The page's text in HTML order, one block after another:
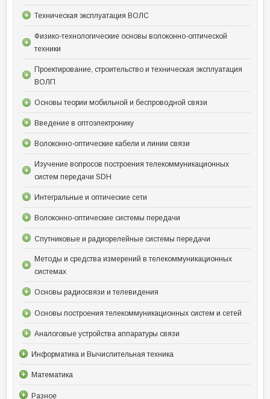
Техническая эксплуатация ВОЛС
Физико-технологические основы волоконно-оптической
техники
Проектирование, строительство и техническая эксплуатация
ВОЛП
Основы теории мобильной и беспроводной связи
Введение в оптоэлектронику
Волоконно-оптические кабели и линии связи
Изучение вопросов построения телекоммуникационных
систем передачи SDH
Интегральные и оптические сети
Волоконно-оптические системы передачи
Спутниковые и радиорелейные системы передачи
Методы и средства измерений в телекоммуникационных
системах
Основы радиосвязи и телевидения
Основы построения телекоммуникационных систем и сетей
Аналоговые устройства аппаратуры связи
Информатика и Вычислительная техника
Математика
Разное